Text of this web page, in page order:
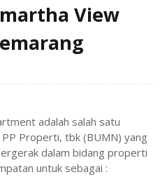
View
adalah salah satu
Properti, tbk (BUMN) yang
dalam bidang properti
untuk sebagai :